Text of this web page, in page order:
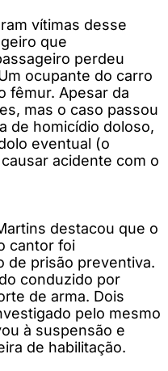
vítimas desse
que
perdeu
ocupante do carro
fêmur. Apesar da
mas o caso passou
de homicídio doloso,
eventual (o
acidente com o
destacou que o
cantor foi
de prisão preventiva.
conduzido por
de arma. Dois
pelo mesmo
à suspensão e
de habilitação.